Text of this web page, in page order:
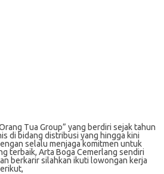
Tua Group” yang berdiri sejak tahun
di bidang distribusi yang hingga kini
selalu menjaga komitmen untuk
terbaik, Arta Boga Cemerlang sendiri
berkarir silahkan ikuti lowongan kerja